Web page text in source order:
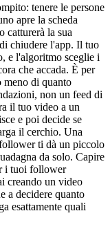
tenere le persone
apre la scheda
catturerà la sua
chiudere l'app. Il tuo
e l'algoritmo sceglie i
che accada. È per
di quanto
non un feed di
il tuo video a un
e poi decide se
il cerchio. Una
ti dà un piccolo
da solo. Capire
i tuoi follower
creando un video
a decidere quanto
esattamente quali